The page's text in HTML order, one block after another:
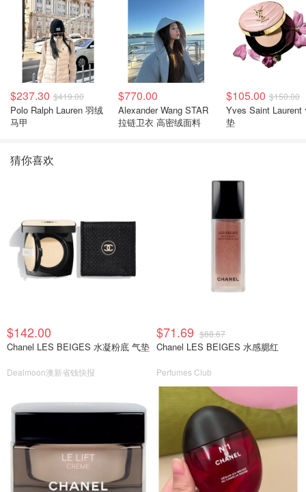
$237.30 $419.00
Polo Ralph Lauren 羽绒
马甲
$770.00
Alexander Wang STAR
拉链卫衣 高密绒面料
$105.00 $150.00
Yves Saint Laurent
垫
猜你喜欢
$142.00
Chanel LES BEIGES 水凝粉底 气垫
Dealmoon澳新省钱快报
$71.69 $88.67
Chanel LES BEIGES 水感腮红
Perfumes Club